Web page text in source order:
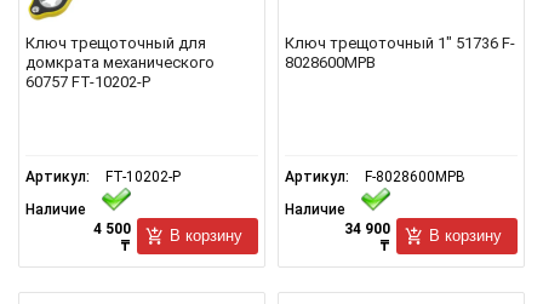
Ключ трещоточный для
домкрата механического
60757 FT-10202-P
Артикул:
FT-10202-P
Наличие
4 500
₸
В корзину
Ключ трещоточный 1" 51736 F-
8028600MPB
Артикул:
F-8028600MPB
Наличие
34 900
₸
В корзину